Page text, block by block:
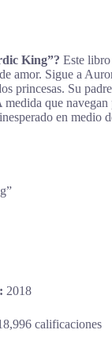
King”? Este libro
amor. Sigue a
princesas. Su
que navegan
en medio
2018
calificaciones